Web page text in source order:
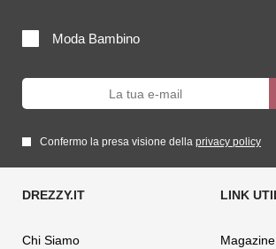
Moda Bambino
Confermo la presa visione della privacy policy
Chi Siamo Magazine